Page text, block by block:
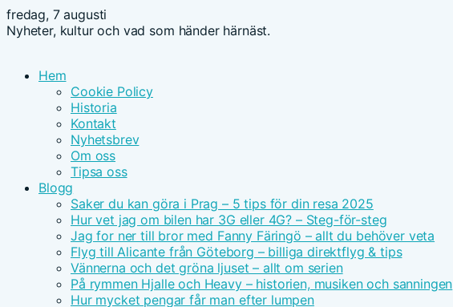
fredag, 7 augusti
Nyheter, kultur och vad som händer härnäst.
Hem
Cookie Policy
Historia
Kontakt
Nyhetsbrev
Om oss
Tipsa oss
Blogg
Saker du kan göra i Prag – 5 tips för din resa 2025
Hur vet jag om bilen har 3G eller 4G? – Steg-för-steg
Jag for ner till bror med Fanny Färingö – allt du behöver veta
Flyg till Alicante från Göteborg – billiga direktflyg & tips
Vännerna och det gröna ljuset – allt om serien
På rymmen Hjalle och Heavy – historien, musiken och sanningen
Hur mycket pengar får man efter lumpen